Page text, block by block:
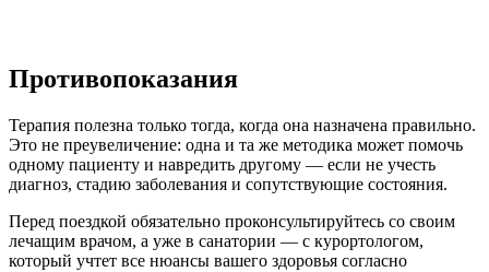
Противопоказания
Терапия полезна только тогда, когда она назначена правильно.
Это не преувеличение: одна и та же методика может помочь
одному пациенту и навредить другому — если не учесть
диагноз, стадию заболевания и сопутствующие состояния.
Перед поездкой обязательно проконсультируйтесь со своим
лечащим врачом, а уже в санатории — с курортологом,
который учтет все нюансы вашего здоровья согласно